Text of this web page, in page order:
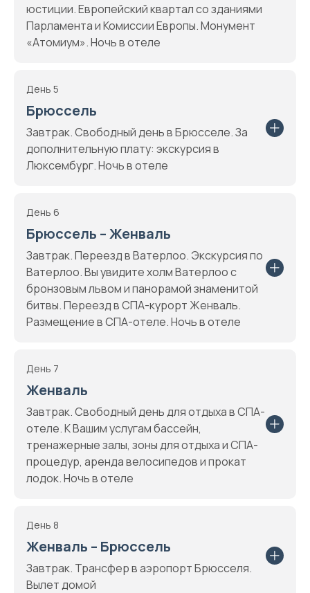
юстиции. Европейский квартал со зданиями
Парламента и Комиссии Европы. Монумент
«Атомиум». Ночь в отеле
День 5
Брюссель
Завтрак. Свободный день в Брюсселе. За
дополнительную плату: экскурсия в
Люксембург. Ночь в отеле
День 6
Брюссель – Женваль
Завтрак. Переезд в Ватерлоо. Экскурсия по
Ватерлоо. Вы увидите холм Ватерлоо с
бронзовым львом и панорамой знаменитой
битвы. Переезд в СПА-курорт Женваль.
Размещение в СПА-отеле. Ночь в отеле
День 7
Женваль
Завтрак. Свободный день для отдыха в СПА-
отеле. К Вашим услугам бассейн,
тренажерные залы, зоны для отдыха и СПА-
процедур, аренда велосипедов и прокат
лодок. Ночь в отеле
День 8
Женваль – Брюссель
Завтрак. Трансфер в аэропорт Брюсселя.
Вылет домой